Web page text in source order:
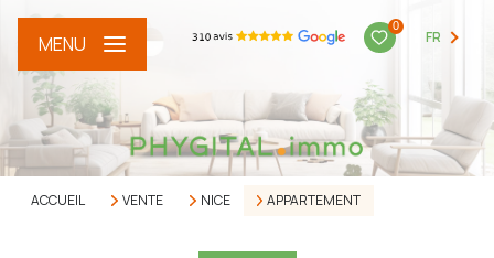
0
FR
MENU
ACCUEIL VENTE NICE APPARTEMENT